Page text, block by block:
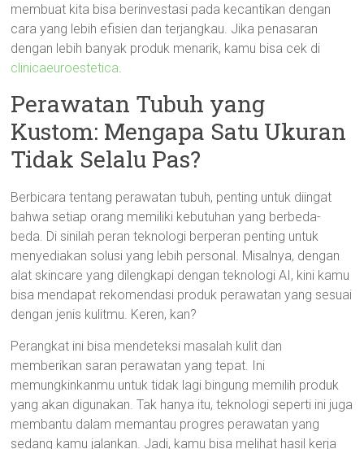
membuat kita bisa berinvestasi pada kecantikan dengan
cara yang lebih efisien dan terjangkau. Jika penasaran
dengan lebih banyak produk menarik, kamu bisa cek di
clinicaeuroestetica.
Perawatan Tubuh yang
Kustom: Mengapa Satu Ukuran
Tidak Selalu Pas?
Berbicara tentang perawatan tubuh, penting untuk diingat
bahwa setiap orang memiliki kebutuhan yang berbeda-
beda. Di sinilah peran teknologi berperan penting untuk
menyediakan solusi yang lebih personal. Misalnya, dengan
alat skincare yang dilengkapi dengan teknologi AI, kini kamu
bisa mendapat rekomendasi produk perawatan yang sesuai
dengan jenis kulitmu. Keren, kan?
Perangkat ini bisa mendeteksi masalah kulit dan
memberikan saran perawatan yang tepat. Ini
memungkinkanmu untuk tidak lagi bingung memilih produk
yang akan digunakan. Tak hanya itu, teknologi seperti ini juga
membantu dalam memantau progres perawatan yang
sedang kamu jalankan. Jadi, kamu bisa melihat hasil kerja